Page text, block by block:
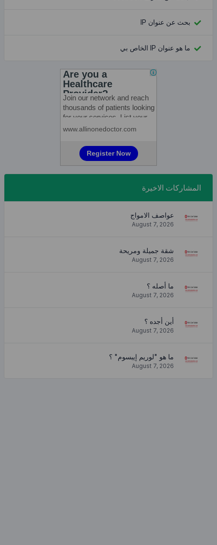
بحث عن عنوان IP
ما هو عنوان IP الخاص بي
المشاركات الاخيرة
عواصف الامواج
August 7, 2026
شقة جميلة ومريحة
August 7, 2026
ما أصله ؟
August 7, 2026
أين أجده ؟
August 7, 2026
ما هو "لوريم إيبسوم" ؟
August 7, 2026